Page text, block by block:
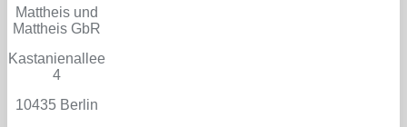
Mattheis und
Mattheis GbR
Kastanienallee
4
10435 Berlin